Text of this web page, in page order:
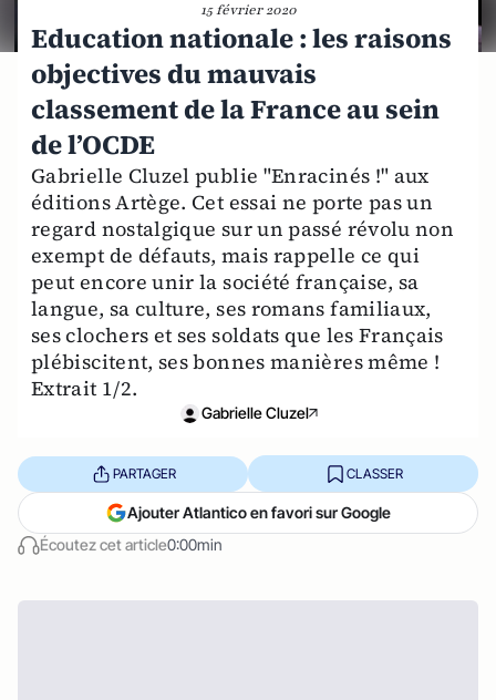
15 février 2020
Education nationale : les raisons
objectives du mauvais
classement de la France au sein
de l’OCDE
Gabrielle Cluzel publie "Enracinés !" aux
éditions Artège. Cet essai ne porte pas un
regard nostalgique sur un passé révolu non
exempt de défauts, mais rappelle ce qui
peut encore unir la société française, sa
langue, sa culture, ses romans familiaux,
ses clochers et ses soldats que les Français
plébiscitent, ses bonnes manières même !
Extrait 1/2.
Gabrielle Cluzel
Écoutez cet article0:00min
PARTAGER CLASSER
Ajouter Atlantico en favori sur Google